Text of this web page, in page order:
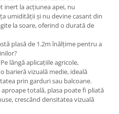
inert la acțiunea apei, nu
umidității și nu devine casant din
la soare, oferind o durată de
plasă de 1.2m înălțime pentru a
lângă aplicațiile agricole,
barieră vizuală medie, ideală
prin garduri sau balcoane.
totală, plasa poate fi pliată
crescând densitatea vizuală